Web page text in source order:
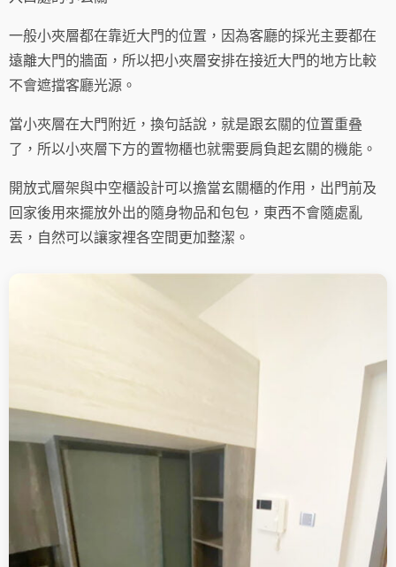
一般小夾層都在靠近大門的位置，因為客廳的採光主要都在
遠離大門的牆面，所以把小夾層安排在接近大門的地方比較
不會遮擋客廳光源。
當小夾層在大門附近，換句話說，就是跟玄關的位置重叠
了，所以小夾層下方的置物櫃也就需要肩負起玄關的機能。
開放式層架與中空櫃設計可以擔當玄關櫃的作用，出門前及
回家後用來擺放外出的隨身物品和包包，東西不會隨處亂
丟，自然可以讓家裡各空間更加整潔。